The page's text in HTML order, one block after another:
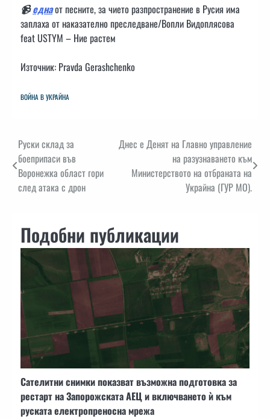
📹еднаот песните, за чието разпространение в Русия има
заплаха от наказателно преследване/Вопли Видоплясова
feat USTYM – Ние растем
Източник: Pravda Gerashchenko
ВОЙНА В УКРАЙНА
Навигация
Руски склад за
боеприпаси във
Воронежка област гори
след атака с дрон
Днес е Денят на Главно управление
на разузнаването към
Министерството на отбраната на
Украйна (ГУР МО).
Подобни публикации
Сателитни снимки показват възможна подготовка за
рестарт на Запорожската АЕЦ и включването ѝ към
руската електропреносна мрежа